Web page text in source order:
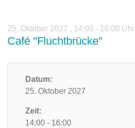
25. Oktober 2027 , 14:00 - 16:00 Uhr
Café "Fluchtbrücke"
Datum:
25. Oktober 2027
Zeit:
14:00 - 16:00